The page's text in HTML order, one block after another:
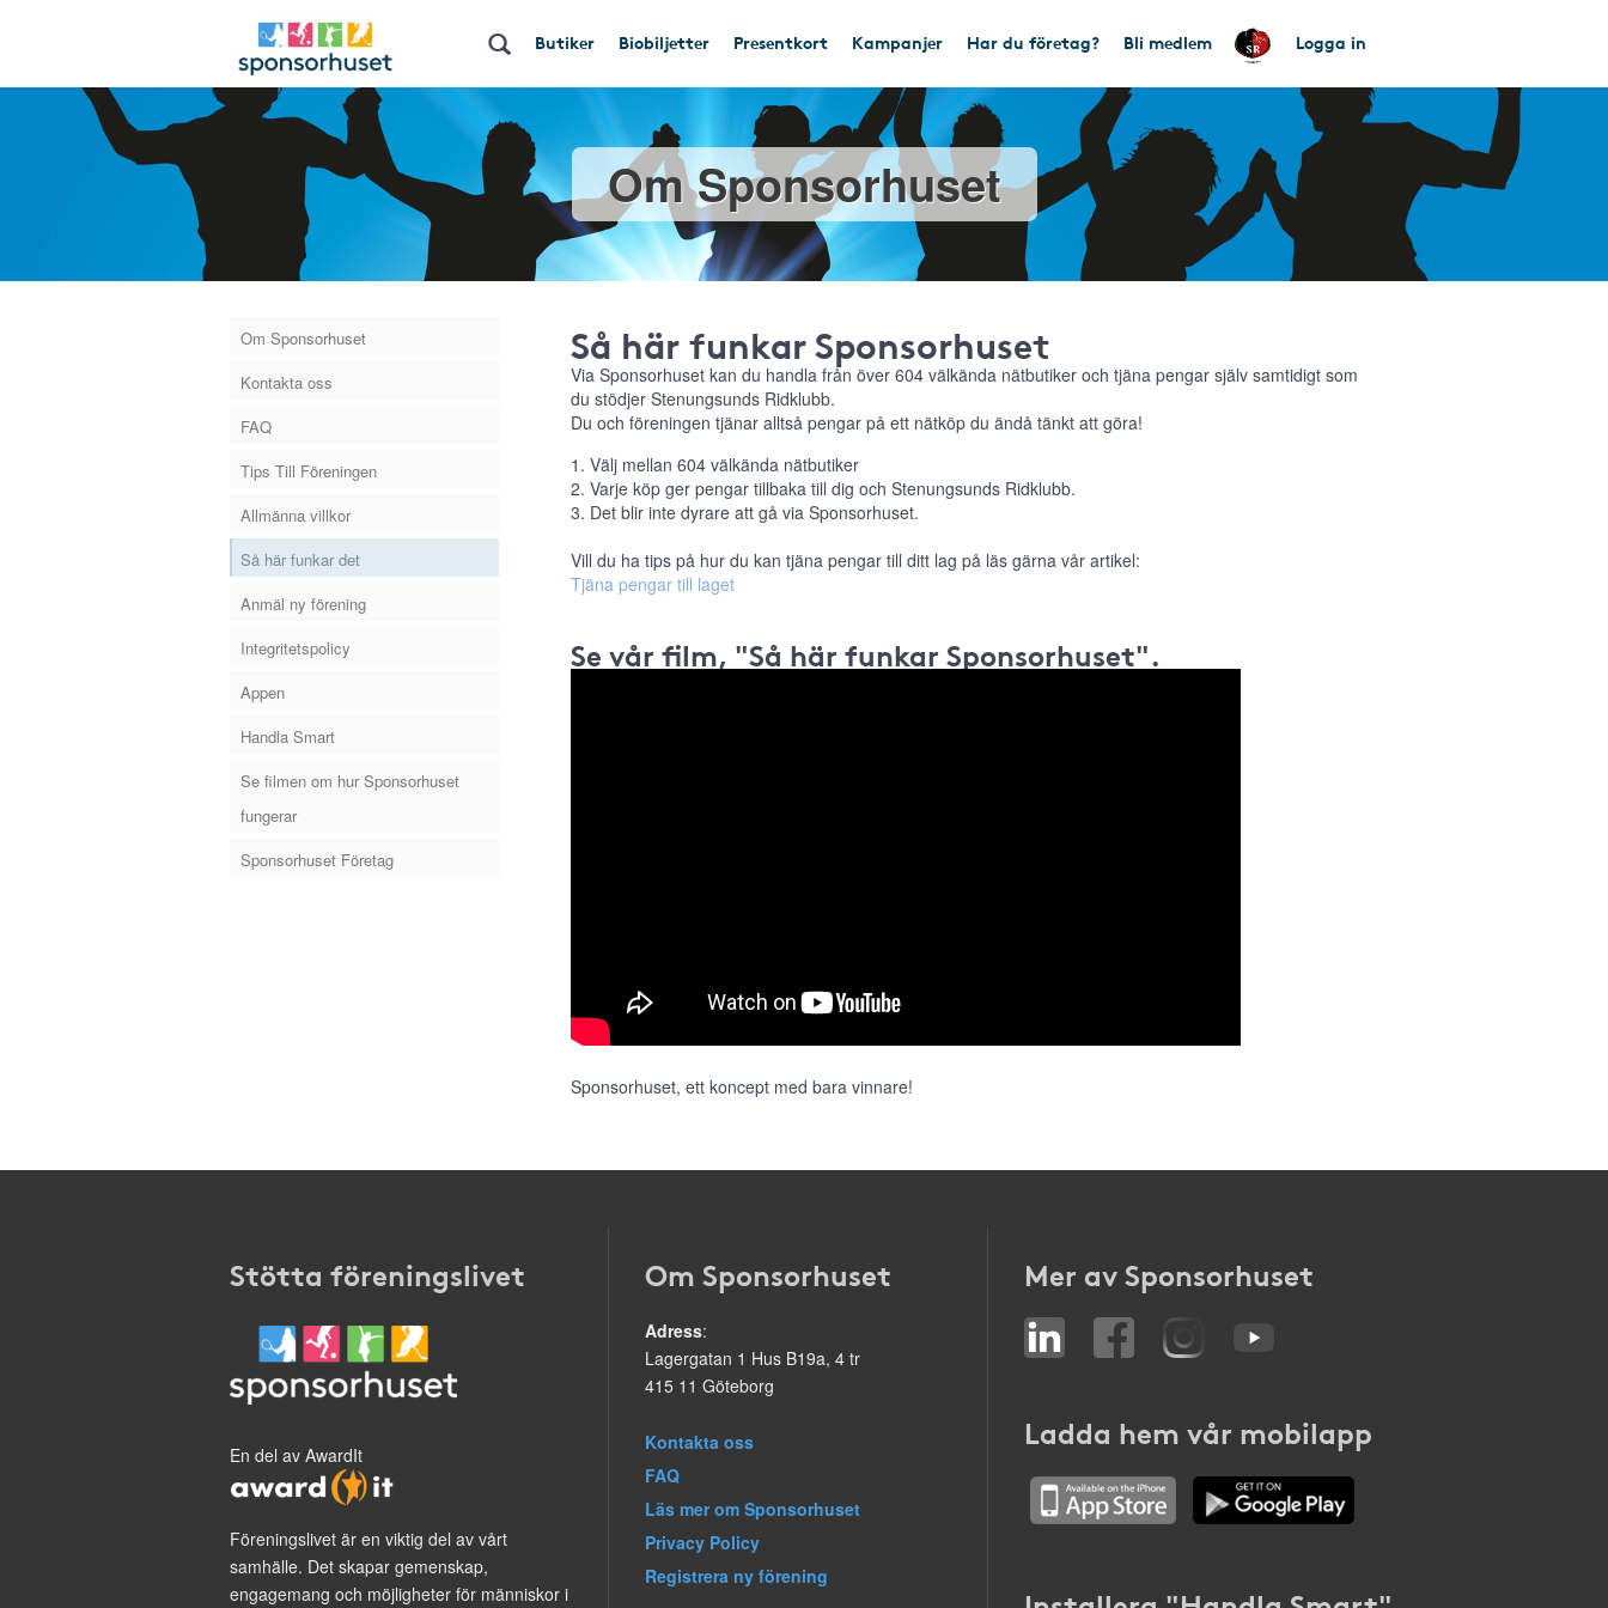
Butiker Biobiljetter Presentkort Kampanjer Har du företag? Bli medlem Logga in
Om Sponsorhuset
Om Sponsorhuset
Kontakta oss
FAQ
Tips Till Föreningen
Allmänna villkor
Så här funkar det
Anmäl ny förening
Integritetspolicy
Appen
Handla Smart
Se filmen om hur Sponsorhuset
fungerar
Sponsorhuset Företag
Så här funkar Sponsorhuset
Via Sponsorhuset kan du handla från över 604 välkända nätbutiker och tjäna pengar själv samtidigt som
du stödjer Stenungsunds Ridklubb.
Du och föreningen tjänar alltså pengar på ett nätköp du ändå tänkt att göra!
1. Välj mellan 604 välkända nätbutiker
2. Varje köp ger pengar tillbaka till dig och Stenungsunds Ridklubb.
3. Det blir inte dyrare att gå via Sponsorhuset.
Vill du ha tips på hur du kan tjäna pengar till ditt lag på läs gärna vår artikel:
Tjäna pengar till laget
Se vår film, "Så här funkar Sponsorhuset".
Sponsorhuset, ett koncept med bara vinnare!
Stötta föreningslivet
En del av AwardIt
Föreningslivet är en viktig del av vårt
samhälle. Det skapar gemenskap,
engagemang och möjligheter för människor i
Om Sponsorhuset
Adress:
Lagergatan 1 Hus B19a, 4 tr
415 11 Göteborg
Kontakta oss
FAQ
Läs mer om Sponsorhuset
Privacy Policy
Registrera ny förening
Mer av Sponsorhuset
Ladda hem vår mobilapp